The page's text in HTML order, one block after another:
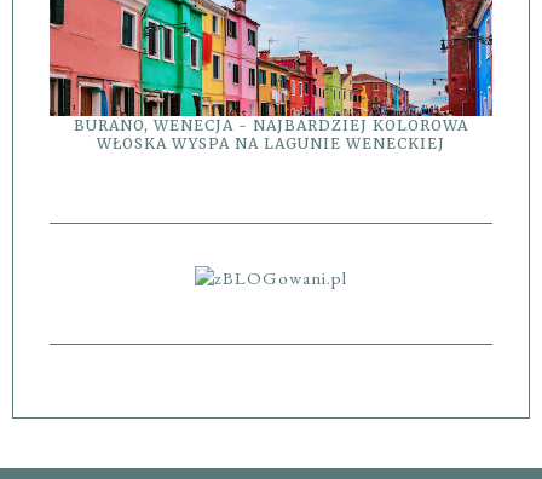
BURANO, WENECJA - NAJBARDZIEJ KOLOROWA
WŁOSKA WYSPA NA LAGUNIE WENECKIEJ